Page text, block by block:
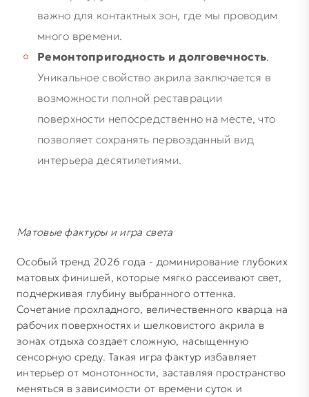
важно для контактных зон, где мы проводим
много времени.
Ремонтопригодность и долговечность.
Уникальное свойство акрила заключается в
возможности полной реставрации
поверхности непосредственно на месте, что
позволяет сохранять первозданный вид
интерьера десятилетиями.
Матовые фактуры и игра света
Особый тренд 2026 года - доминирование глубоких
матовых финишей, которые мягко рассеивают свет,
подчеркивая глубину выбранного оттенка.
Сочетание прохладного, величественного кварца на
рабочих поверхностях и шелковистого акрила в
зонах отдыха создает сложную, насыщенную
сенсорную среду. Такая игра фактур избавляет
интерьер от монотонности, заставляя пространство
меняться в зависимости от времени суток и